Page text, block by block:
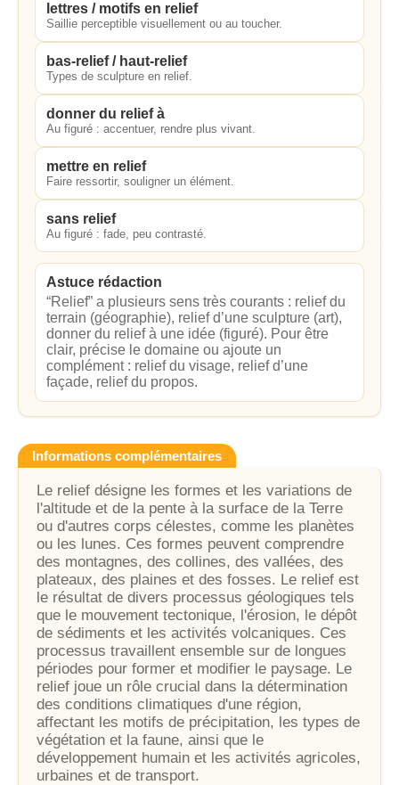
lettres / motifs en relief
Saillie perceptible visuellement ou au toucher.
bas-relief / haut-relief
Types de sculpture en relief.
donner du relief à
Au figuré : accentuer, rendre plus vivant.
mettre en relief
Faire ressortir, souligner un élément.
sans relief
Au figuré : fade, peu contrasté.
Astuce rédaction
“Relief” a plusieurs sens très courants : relief du
terrain (géographie), relief d’une sculpture (art),
donner du relief à une idée (figuré). Pour être
clair, précise le domaine ou ajoute un
complément : relief du visage, relief d’une
façade, relief du propos.
Informations complémentaires
Le relief désigne les formes et les variations de
l'altitude et de la pente à la surface de la Terre
ou d'autres corps célestes, comme les planètes
ou les lunes. Ces formes peuvent comprendre
des montagnes, des collines, des vallées, des
plateaux, des plaines et des fosses. Le relief est
le résultat de divers processus géologiques tels
que le mouvement tectonique, l'érosion, le dépôt
de sédiments et les activités volcaniques. Ces
processus travaillent ensemble sur de longues
périodes pour former et modifier le paysage. Le
relief joue un rôle crucial dans la détermination
des conditions climatiques d'une région,
affectant les motifs de précipitation, les types de
végétation et la faune, ainsi que le
développement humain et les activités agricoles,
urbaines et de transport.